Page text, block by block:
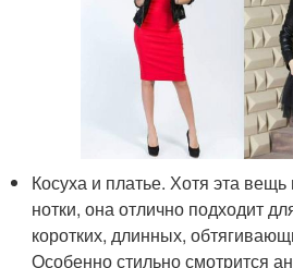
Косуха и платье. Хотя эта
нотки, она отлично подходит
коротких, длинных,
Особенно стильно смотрится